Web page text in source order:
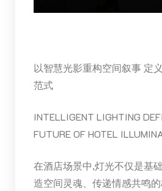
以智慧光影重构空间叙事 定
范式
INTELLIGENT LIGHTING
FUTURE OF HOTEL
在酒店场景中,灯光不仅是基
造空间灵魂、传递情感共鸣的